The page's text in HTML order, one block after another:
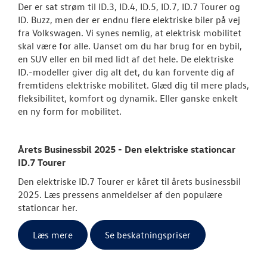
Der er sat strøm til ID.3, ID.4, ID.5, ID.7, ID.7 Tourer og
ID. Buzz, men der er endnu flere elektriske biler på vej
fra Volkswagen. Vi synes nemlig, at elektrisk mobilitet
skal være for alle. Uanset om du har brug for en bybil,
en SUV eller en bil med lidt af det hele. De elektriske
ID.-modeller giver dig alt det, du kan forvente dig af
fremtidens elektriske mobilitet. Glæd dig til mere plads,
fleksibilitet, komfort og dynamik. Eller ganske enkelt
en ny form for mobilitet.
Årets Businessbil 2025 - Den elektriske stationcar
ID.7 Tourer
Den elektriske ID.7 Tourer er kåret til årets businessbil
2025. Læs pressens anmeldelser af den populære
stationcar her.
Læs mere Se beskatningspriser